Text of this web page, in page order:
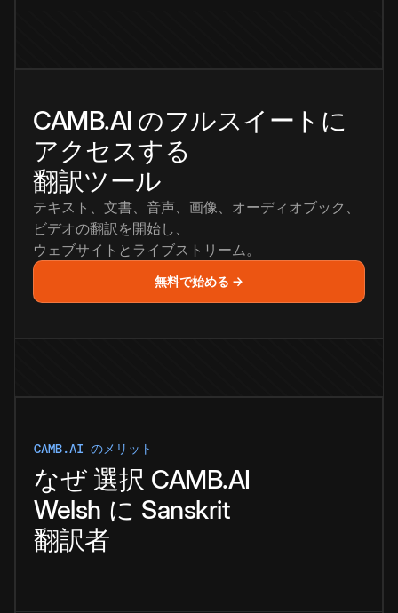
CAMB.AI のフルスイートに
アクセスする
翻訳ツール
テキスト、文書、音声、画像、オーディオブック、
ビデオの翻訳を開始し、
ウェブサイトとライブストリーム。
無料で始める →
CAMB.AI のメリット
なぜ 選択 CAMB.AI
Welsh に Sanskrit
翻訳者